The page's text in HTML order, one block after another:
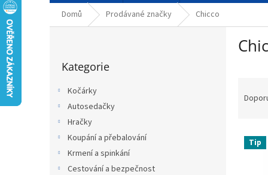
Domů
Prodávané značky Chicco
kategorie
Kategorie
Kočárky
Autosedačky
Hračky
Koupání a přebalování
Krmení a spinkání
Cestování a bezpečnost
nV Tip